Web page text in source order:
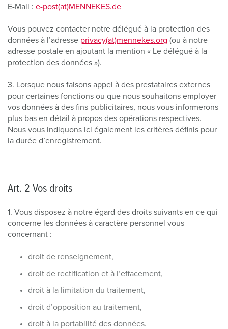
E-Mail : e-post(at)MENNEKES.de
Vous pouvez contacter notre délégué à la protection des
données à l’adresse privacy(at)mennekes.org (ou à notre
adresse postale en ajoutant la mention « Le délégué à la
protection des données »).
3. Lorsque nous faisons appel à des prestataires externes
pour certaines fonctions ou que nous souhaitons employer
vos données à des fins publicitaires, nous vous informerons
plus bas en détail à propos des opérations respectives.
Nous vous indiquons ici également les critères définis pour
la durée d’enregistrement.
Art. 2 Vos droits
1. Vous disposez à notre égard des droits suivants en ce qui
concerne les données à caractère personnel vous
concernant :
droit de renseignement,
droit de rectification et à l’effacement,
droit à la limitation du traitement,
droit d’opposition au traitement,
droit à la portabilité des données.